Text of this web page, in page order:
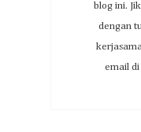
blog ini.
dengan
email di